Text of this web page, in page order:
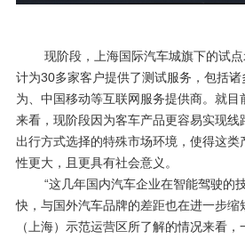
现阶段，上海国际汽车城旗下的试
计为30多家客户提供了测试服务，包括
为、中国移动等互联网服务提供商。就
来看，现阶段因为客车产品更容易实现线
出行方式选择的特殊市场环境，使得这
性更大，且更具有社会意义。
“这几年国内汽车企业在智能驾驶的
快，与国外汽车品牌的差距也在进一步缩
（上海）示范运营区所了解的情况来看